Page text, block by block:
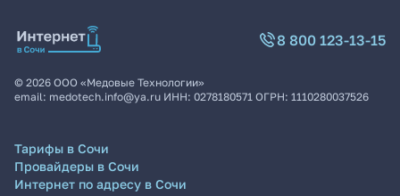
8 800 123-13-15
© 2026 ООО «Медовые Технологии»
email: medotech.info@ya.ru ИНН: 0278180571 ОГРН: 1110280037526
Тарифы в Сочи
Провайдеры в Сочи
Интернет по адресу в Сочи